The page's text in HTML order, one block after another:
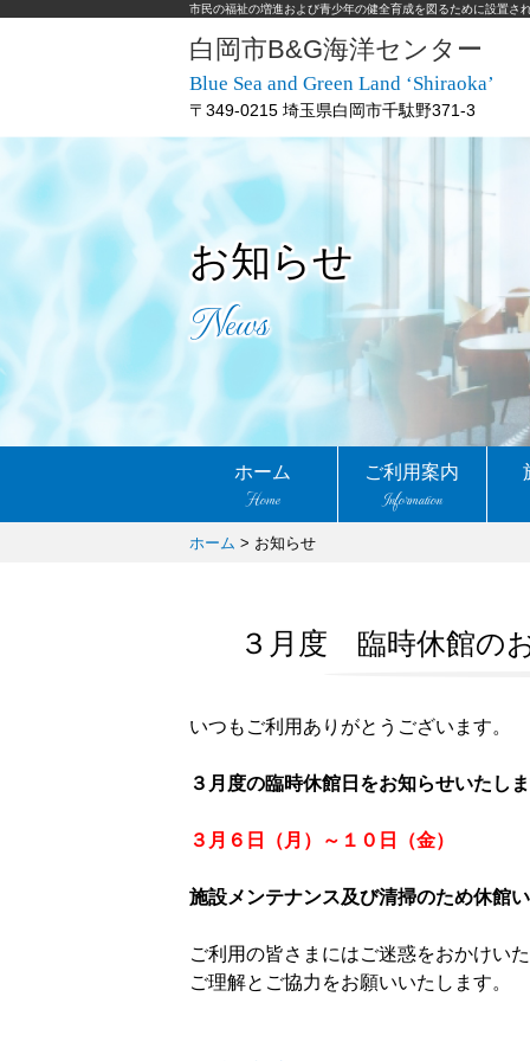
市民の福祉の増進および青少年の健全育成を図るために設置さ
白岡市B&G海洋センター
Blue Sea and Green Land ‘Shiraoka’
〒349-0215 埼玉県白岡市千駄野371-3
お知らせ
News
ホーム
Home
ご利用案内
Information
ホーム > お知らせ
３月度 臨時休館の
いつもご利用ありがとうございます。
３月度の臨時休館日をお知らせいたしま
３月６日（月）～１０日（金）
施設メンテナンス及び清掃のため休館い
ご利用の皆さまにはご迷惑をおかけいた
ご理解とご協力をお願いいたします。